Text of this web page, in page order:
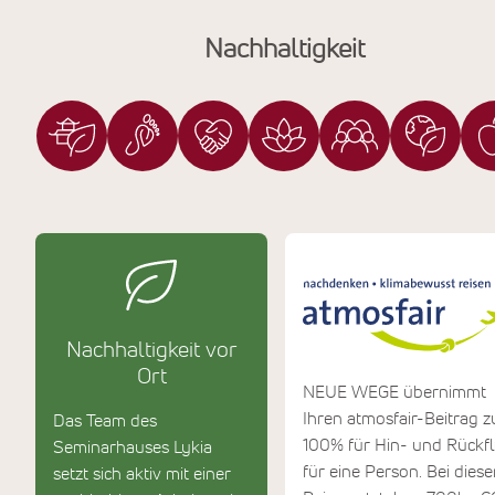
Nachhaltigkeit
Nachhaltigkeit vor
Ort
Das Team des
Seminarhauses Lykia
setzt sich aktiv mit einer
NEUE WEGE übernimmt
Ihren atmosfair-Beitrag
100% für Hin- und
für eine Person. Bei